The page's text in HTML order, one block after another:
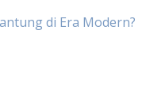
di Era Modern?